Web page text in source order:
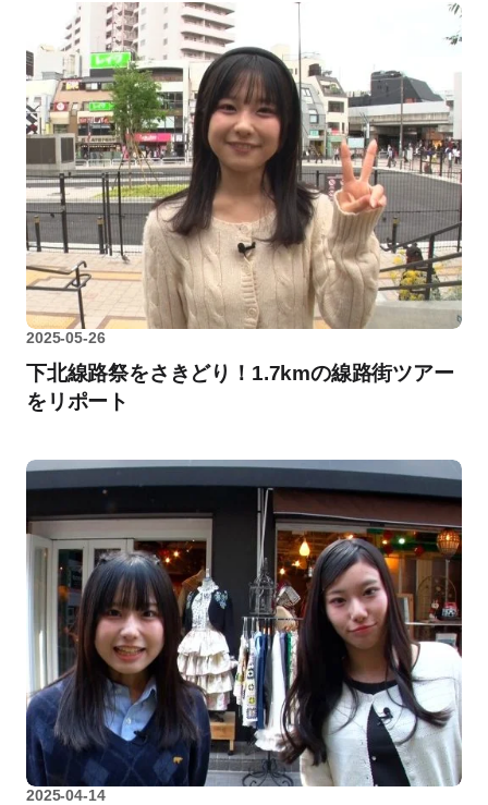
2025-05-26
下北線路祭をさきどり！1.7kmの線路街ツアー
をリポート
2025-04-14